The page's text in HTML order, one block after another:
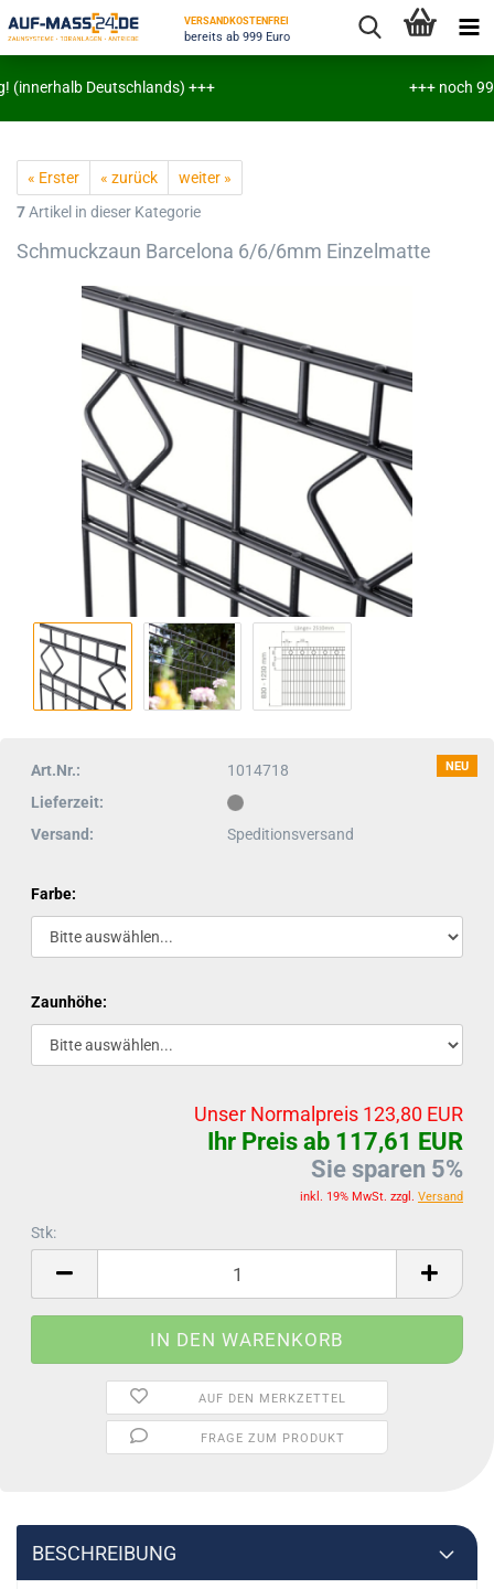
VERSANDKOSTENFREI
bereits ab 999 Euro
Deutschlands) +++ +++ noch
« Erster « zurück
weiter »
7Artikel in dieser Kategorie
Schmuckzaun Barcelona 6/6/6mm Einzelmatte
NEU
Art.Nr.:
1014718
Lieferzeit:
Versand:
Speditionsversand
Farbe:
Zaunhöhe:
Unser Normalpreis 123,80 EUR
Ihr Preis ab 117,61 EUR
Sie sparen 5%
inkl. 19% MwSt. zzgl. Versand
Stk:
AUF DEN MERKZETTEL
FRAGE ZUM PRODUKT
BESCHREIBUNG